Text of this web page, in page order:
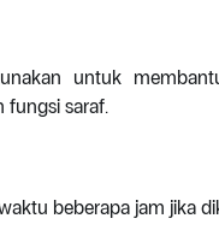
untuk
fungsi saraf.
beberapa jam jika